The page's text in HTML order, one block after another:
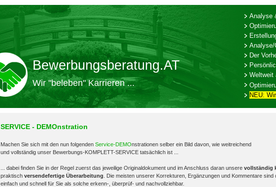
Bewerbungsberatung.AT
Wir "beleben" Karrieren ...
Analyse
Analyse/
Der
Weltweit
NEU:
SERVICE - DEMOnstration
Machen Sie sich mit den nun folgenden Service-DEMOnstrationen selber ein Bild davon, wie weitreichend
und vollständig unser Bewerbungs-KOMPLETT-SERVICE tatsächlich ist ...
... dabei finden Sie in der Regel zuerst das jeweilige Originaldokument und im Anschluss daran unsere vollständig
praktisch versendefertige Überarbeitung . Die meisten unserer Korrekturen, Ergänzungen und Kommentare sind
einfach und schnell für Sie als solche erkenn-, überprüf- und nachvollziehbar.